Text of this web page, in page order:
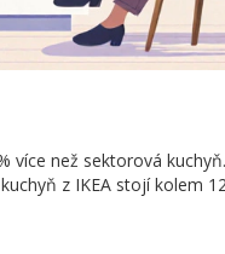
více než sektorová
z IKEA stojí kolem